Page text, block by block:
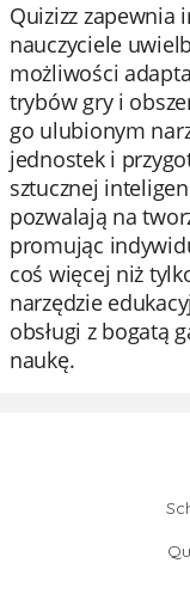
Quizizz zapewnia
nauczyciele
możliwości
trybów gry i
go ulubionym
jednostek i
sztucznej
pozwalają na
promując
coś więcej niż
narzędzie
obsługi z bogatą
naukę.